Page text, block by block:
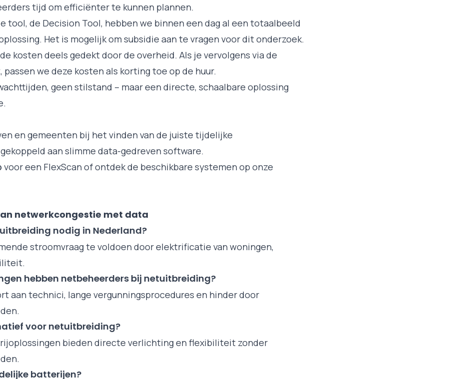
tijd om efficiënter te kunnen plannen.
tool, de Decision Tool, hebben we binnen een dag al een totaalbeeld
Het is mogelijk om subsidie aan te vragen voor dit onderzoek.
kosten deels gedekt door de overheid. Als je vervolgens via de
we deze kosten als korting toe op de huur.
geen stilstand – maar een directe, schaalbare oplossing
en gemeenten bij het vinden van de juiste tijdelijke
aan slimme data-gedreven software.
voor een FlexScan of ontdek de beschikbare systemen op onze
netwerkcongestie met data
nodig in Nederland?
stroomvraag te voldoen door elektrificatie van woningen,
hebben netbeheerders bij netuitbreiding?
aan technici, lange vergunningsprocedures en hinder door
voor netuitbreiding?
bieden directe verlichting en flexibiliteit zonder
batterijen?